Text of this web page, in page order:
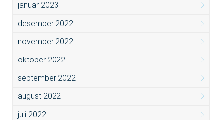
januar 2023
desember 2022
november 2022
oktober 2022
september 2022
august 2022
juli 2022